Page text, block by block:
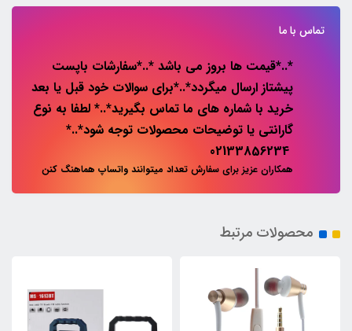
تماس با ما
*..*قیمت ها بروز می باشد *..*سفارشات باپست
پیشتاز ارسال میگردد*..*برای سوالات خود قبل یا بعد
خرید با شماره های ما تماس بگیرید*..* لطفا به نوع
گارانتی یا توضیحات محصولات توجه شود*..*
همکاران عزیز برای سفارش تعداد میتوانند واتساپ هماهنگ کنن
محصولات مرتبط